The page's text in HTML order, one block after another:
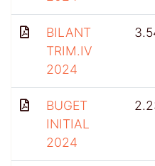
BILANT
TRIM.IV
2024
BUGET
INITIAL
2024